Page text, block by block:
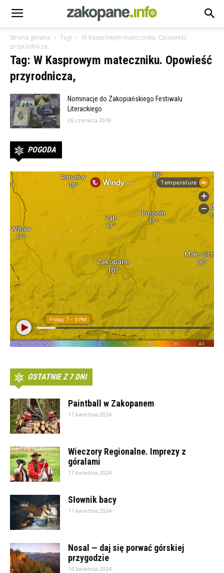
Strona główna Tagi
W Kasprowym mateczniku. Opowieść
przyrodnicza,
Tag: W Kasprowym mateczniku. Opowieść
przyrodnicza,
Nominacje do Zakopiańskiego Festiwalu
Literackiego
26 czerwca 2018
POGODA
OSTATNIE Z 7 DNI
Paintball w Zakopanem
17 kwietnia 2024
Wieczory Regionalne. Imprezy z
góralami
17 kwietnia 2024
Słownik bacy
17 kwietnia 2024
Nosal — daj się porwać górskiej
przygodzie
16 kwietnia 2024